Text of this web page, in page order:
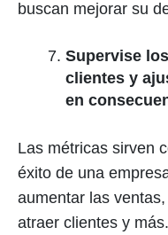
buscan mejorar su
Supervise
clientes y
en
Las métricas sirven
éxito de una
aumentar las
atraer clientes y